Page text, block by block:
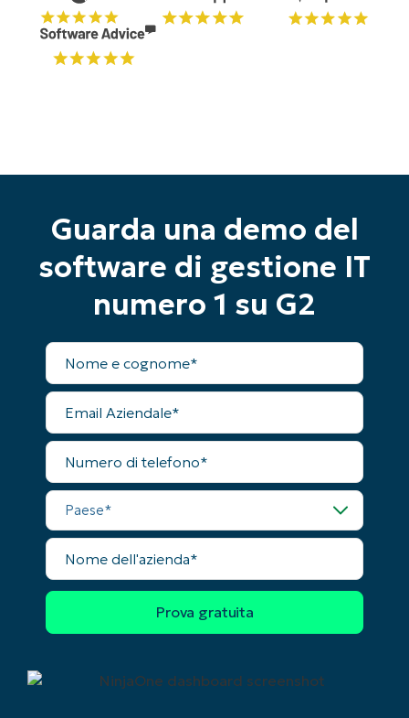
Guarda una demo del
software di gestione IT
numero 1 su G2
Nome
completo
Email
Aziendale
Numero
telefono
Paese
Nome
dell'azienda
Inizia la tua prova di 14 giorni
Nessuna carta di credito richiesta, accesso
completo a tutte le funzionalità
last
name*
Business
email*
Phone
number*
Paese
Company
name*